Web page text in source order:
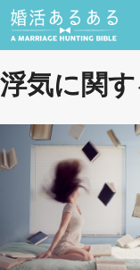
健康
恋愛の悩み
合コン・街コン
浮気に関